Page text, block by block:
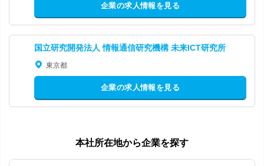
企業の求人情報を見る
国立研究開発法人 情報通信研究機構 未来ICT研究所
東京都
企業の求人情報を見る
本社所在地から企業を探す